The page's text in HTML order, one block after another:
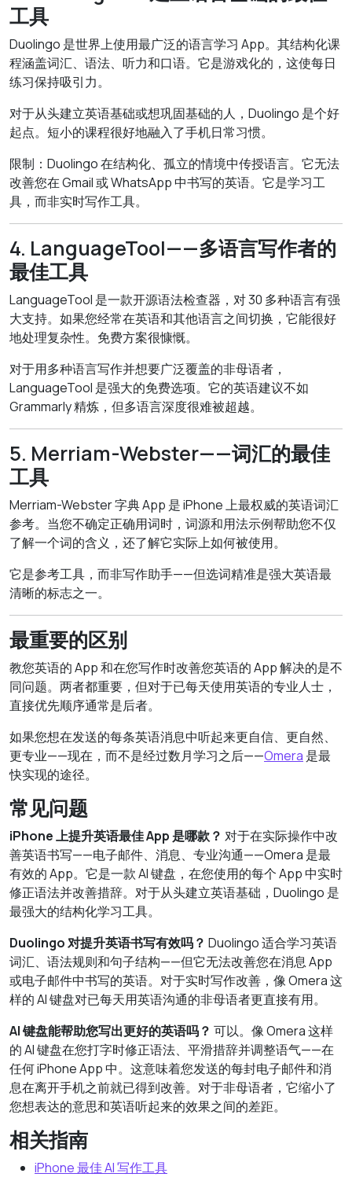
工具
Duolingo 是世界上使用最广泛的语言学习 App。其结构化课
程涵盖词汇、语法、听力和口语。它是游戏化的，这使每日
练习保持吸引力。
对于从头建立英语基础或想巩固基础的人，Duolingo 是个好
起点。短小的课程很好地融入了手机日常习惯。
限制：Duolingo 在结构化、孤立的情境中传授语言。它无法
改善您在 Gmail 或 WhatsApp 中书写的英语。它是学习工
具，而非实时写作工具。
4. LanguageTool——多语言写作者的
最佳工具
LanguageTool 是一款开源语法检查器，对 30 多种语言有强
大支持。如果您经常在英语和其他语言之间切换，它能很好
地处理复杂性。免费方案很慷慨。
对于用多种语言写作并想要广泛覆盖的非母语者，
LanguageTool 是强大的免费选项。它的英语建议不如
Grammarly 精炼，但多语言深度很难被超越。
5. Merriam-Webster——词汇的最佳
工具
Merriam-Webster 字典 App 是 iPhone 上最权威的英语词汇
参考。当您不确定正确用词时，词源和用法示例帮助您不仅
了解一个词的含义，还了解它实际上如何被使用。
它是参考工具，而非写作助手——但选词精准是强大英语最
清晰的标志之一。
最重要的区别
教您英语的 App 和在您写作时改善您英语的 App 解决的是不
同问题。两者都重要，但对于已每天使用英语的专业人士，
直接优先顺序通常是后者。
如果您想在发送的每条英语消息中听起来更自信、更自然、
更专业——现在，而不是经过数月学习之后——Omera 是最
快实现的途径。
常见问题
iPhone 上提升英语最佳 App 是哪款？ 对于在实际操作中改
善英语书写——电子邮件、消息、专业沟通——Omera 是最
有效的 App。它是一款 AI 键盘，在您使用的每个 App 中实时
修正语法并改善措辞。对于从头建立英语基础，Duolingo 是
最强大的结构化学习工具。
Duolingo 对提升英语书写有效吗？ Duolingo 适合学习英语
词汇、语法规则和句子结构——但它无法改善您在消息 App
或电子邮件中书写的英语。对于实时写作改善，像 Omera 这
样的 AI 键盘对已每天用英语沟通的非母语者更直接有用。
AI 键盘能帮助您写出更好的英语吗？ 可以。像 Omera 这样
的 AI 键盘在您打字时修正语法、平滑措辞并调整语气——在
任何 iPhone App 中。这意味着您发送的每封电子邮件和消
息在离开手机之前就已得到改善。对于非母语者，它缩小了
您想表达的意思和英语听起来的效果之间的差距。
相关指南
iPhone 最佳 AI 写作工具